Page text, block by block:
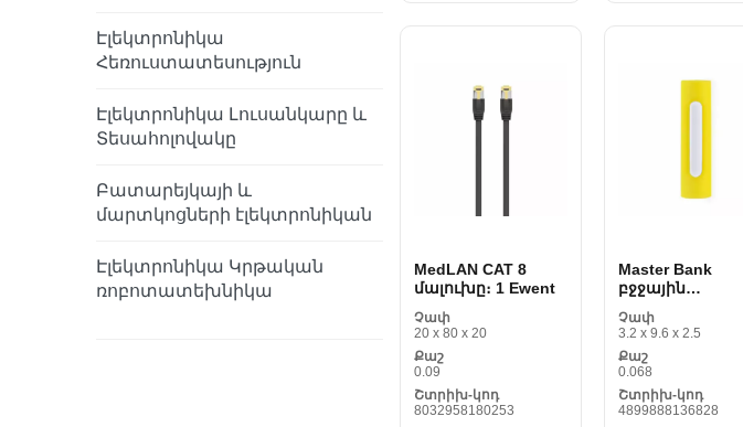
Էլեկտրոնիկա
Հեռուստատեսություն
Էլեկտրոնիկա Լուսանկարը և
Տեսահոլովակը
Բատարեյկայի և
մարտկոցների էլեկտրոնիկան
Էլեկտրոնիկա Կրթական
ռոբոտատեխնիկա
MedLAN CAT 8
մալուխը։ 1 Ewent
Չափ
20 x 80 x 20
Քաշ
0.09
Շտրիխ-կոդ
8032958180253
Master Bank
բջջային
համար 144742
Չափ
3.2 x 9.6 x 2.5
Քաշ
0.068
Շտրիխ-կոդ
4899888136828